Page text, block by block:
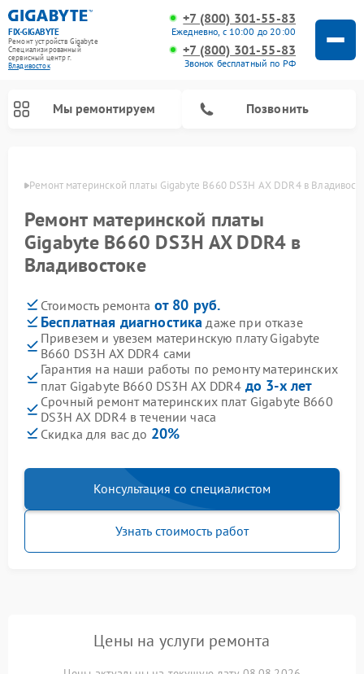
FIX-GIGABYTE
Ремонт устройств Gigabyte
Специализированный
cервисный центр г.
Владивосток
+7 (800) 301-55-83
Ежедневно, с 10:00 до 20:00
+7 (800) 301-55-83
Звонок бесплатный по РФ
Мы ремонтируем Позвонить
Ремонт материнской платы Gigabyte B660 DS3H AX DDR4 в
Ремонт материнской платы
Gigabyte B660 DS3H AX DDR4 в
Владивостоке
Стоимость ремонта от 80 руб.
Бесплатная диагностика даже при отказе
Привезем и увезем материнскую плату Gigabyte
B660 DS3H AX DDR4 сами
Гарантия на наши работы по ремонту материнских
плат Gigabyte B660 DS3H AX DDR4 до 3-х лет
Срочный ремонт материнских плат Gigabyte B660
DS3H AX DDR4 в течении часа
Скидка для вас до 20%
Консультация со специалистом
Узнать стоимость работ
Цены на услуги ремонта